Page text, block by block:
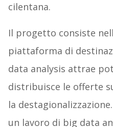
cilentana.
Il progetto consiste
piattaforma di
data analysis attrae
distribuisce le offerte
la
un lavoro di big data